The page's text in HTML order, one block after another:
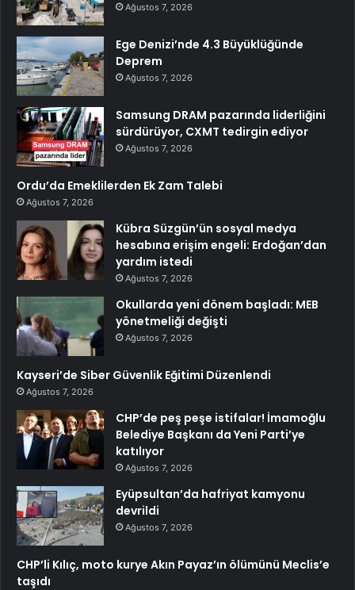
Ağustos 7, 2026
Ege Denizi’nde 4.3 Büyüklüğünde
Deprem
Ağustos 7, 2026
Samsung DRAM pazarında liderliğini
sürdürüyor, CXMT tedirgin ediyor
Ağustos 7, 2026
Ordu’da Emeklilerden Ek Zam Talebi
Ağustos 7, 2026
Kübra Süzgün’ün sosyal medya
hesabına erişim engeli: Erdoğan’dan
yardım istedi
Ağustos 7, 2026
Okullarda yeni dönem başladı: MEB
yönetmeliği değişti
Ağustos 7, 2026
Kayseri’de Siber Güvenlik Eğitimi Düzenlendi
Ağustos 7, 2026
CHP’de peş peşe istifalar! İmamoğlu
Belediye Başkanı da Yeni Parti’ye
katılıyor
Ağustos 7, 2026
Eyüpsultan’da hafriyat kamyonu
devrildi
Ağustos 7, 2026
CHP’li Kılıç, moto kurye Akın Payaz’ın ölümünü Meclis’e
taşıdı